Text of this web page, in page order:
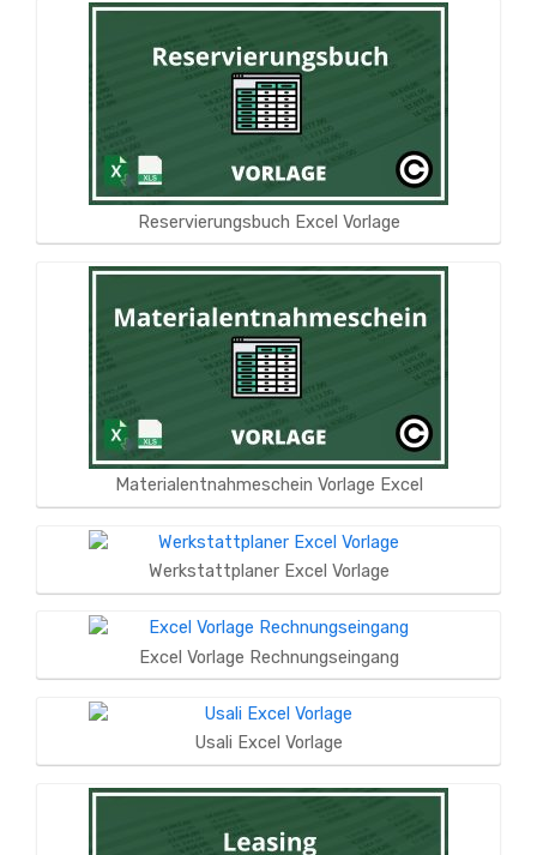
Reservierungsbuch Excel Vorlage
Materialentnahmeschein Vorlage Excel
Werkstattplaner Excel Vorlage
Excel Vorlage Rechnungseingang
Usali Excel Vorlage